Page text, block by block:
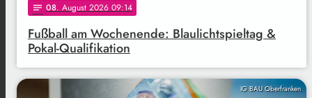
notes 08. August 2026 09:14
Fußball am Wochenende: Blaulichtspieltag &
Pokal-Qualifikation
IG BAU Oberfranken